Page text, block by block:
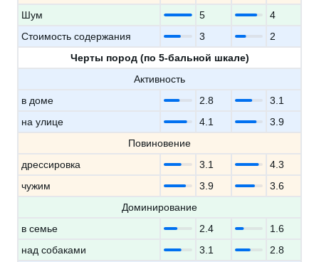
Шум
5
4
Стоимость содержания
3
2
Черты пород (по 5-бальной шкале)
Активность
в доме
2.8
3.1
на улице
4.1
3.9
Повиновение
дрессировка
3.1
4.3
чужим
3.9
3.6
Доминирование
в семье
2.4
1.6
над собаками
3.1
2.8